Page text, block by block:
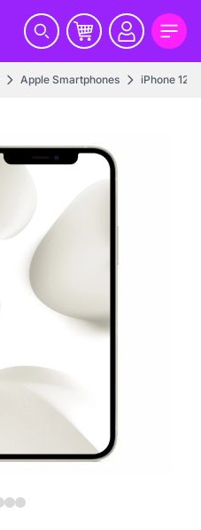
Apple Smartphones iPhone 12